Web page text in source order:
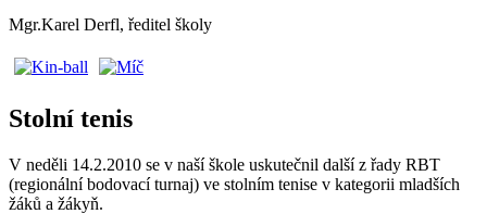
Mgr.Karel Derfl, ředitel školy
Stolní tenis
V neděli 14.2.2010 se v naší škole uskutečnil další z řady RBT
(regionální bodovací turnaj) ve stolním tenise v kategorii mladších
žáků a žákyň.